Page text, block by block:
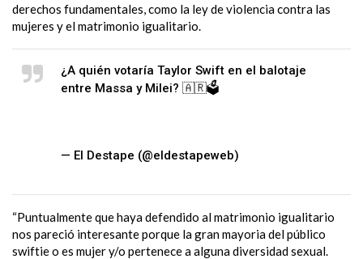
derechos fundamentales, como la ley de violencia contra las
mujeres y el matrimonio igualitario.
¿A quién votaría Taylor Swift en el balotaje
entre Massa y Milei? 🇦🇷🗳️
— El Destape (@eldestapeweb)
“Puntualmente que haya defendido al matrimonio igualitario
nos pareció interesante porque la gran mayoria del público
swiftie o es mujer y/o pertenece a alguna diversidad sexual.